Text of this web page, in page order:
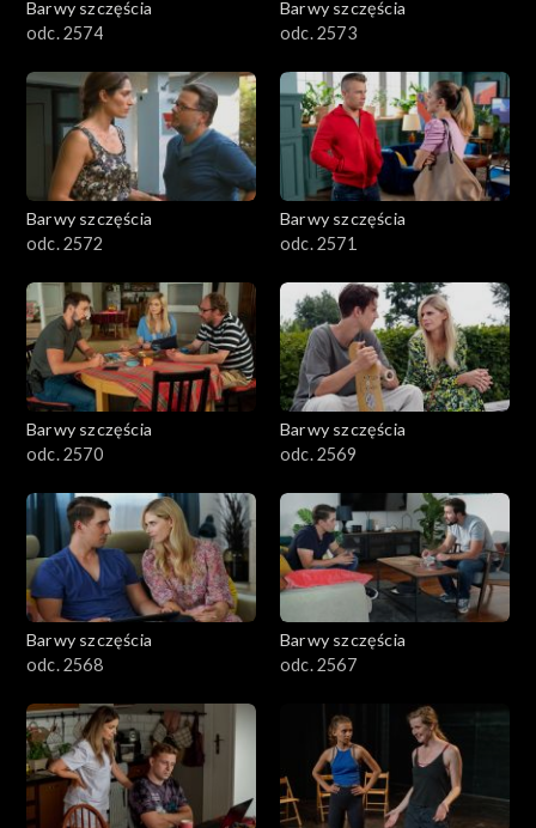
Barwy szczęścia
odc. 2574
Barwy szczęścia
odc. 2573
Barwy szczęścia
odc. 2572
Barwy szczęścia
odc. 2571
Barwy szczęścia
odc. 2570
Barwy szczęścia
odc. 2569
Barwy szczęścia
odc. 2568
Barwy szczęścia
odc. 2567